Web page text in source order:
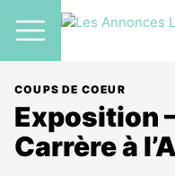
COUPS DE COEUR
Exposition
Carrère à